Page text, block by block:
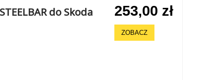
do Skoda
253,00 zł
ZOBACZ